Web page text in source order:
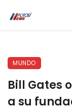
MUNDO
Bill Gates
a su